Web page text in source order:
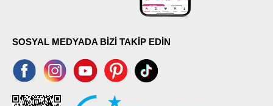
SOSYAL MEDYADA BİZİ TAKİP EDİN